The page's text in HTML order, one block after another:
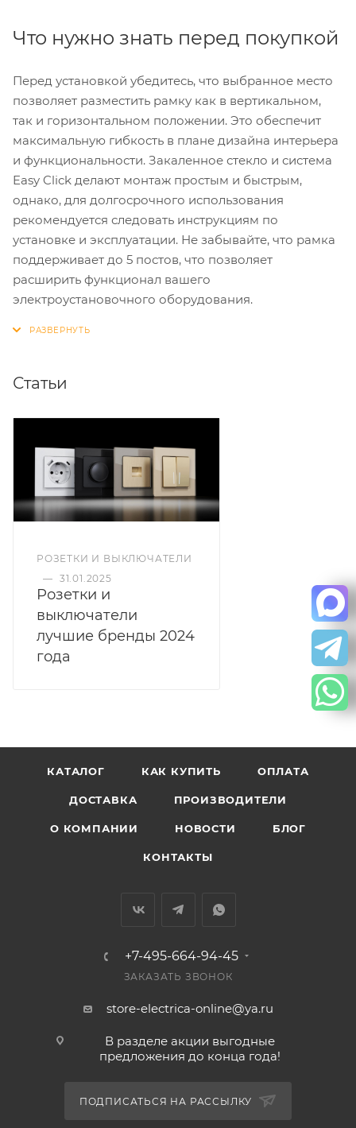
Что нужно знать перед покупкой
Перед установкой убедитесь, что выбранное место
позволяет разместить рамку как в вертикальном,
так и горизонтальном положении. Это обеспечит
максимальную гибкость в плане дизайна интерьера
и функциональности. Закаленное стекло и система
Easy Click делают монтаж простым и быстрым,
однако, для долгосрочного использования
рекомендуется следовать инструкциям по
установке и эксплуатации. Не забывайте, что рамка
поддерживает до 5 постов, что позволяет
расширить функционал вашего
электроустановочного оборудования.
Статьи
РОЗЕТКИ И ВЫКЛЮЧАТЕЛИ
— 31.01.2025
Розетки и
выключатели
лучшие бренды 2024
года
КАТАЛОГ КАК КУПИТЬ ОПЛАТА
ДОСТАВКА ПРОИЗВОДИТЕЛИ
О КОМПАНИИ НОВОСТИ БЛОГ
КОНТАКТЫ
+7-495-664-94-45
ЗАКАЗАТЬ ЗВОНОК
store-electrica-online@ya.ru
В разделе акции выгодные
предложения до конца года!
ПОДПИСАТЬСЯ НА РАССЫЛКУ